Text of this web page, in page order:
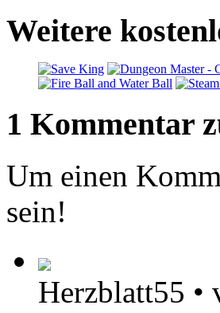
Weitere
1 Kommentar
Um einen
sein!
Herzblatt55 •